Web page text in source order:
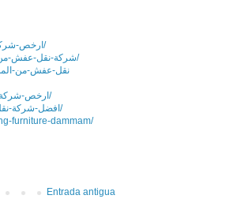
https://khalejmovers.com/ارخص-شركة-نقل-اثاث-بجدة/
https://khalejmovers.com/شركة-نقل-عفش-من-الدمام-الى-جدة/
https://khalejmovers.com/ارخص-شركة-نقل-عفش-بمكة/
https://khalejmovers.com/افضل-شركة-نقل-عفش-بالطائف/
furniture-dammam/
Entrada antigua